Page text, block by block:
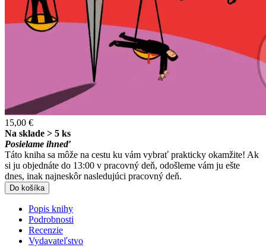
15,00 €
Na sklade > 5 ks
Posielame ihneď
Táto kniha sa môže na cestu ku vám vybrať prakticky okamžite! Ak
si ju objednáte do 13:00 v pracovný deň, odošleme vám ju ešte
dnes, inak najneskôr nasledujúci pracovný deň.
Do košíka
Popis knihy
Podrobnosti
Recenzie
Vydavateľstvo